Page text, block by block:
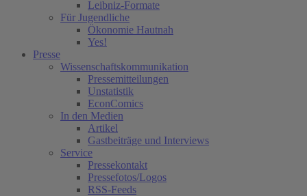
Leibniz-Formate
Für Jugendliche
Ökonomie Hautnah
Yes!
Presse
Wissenschaftskommunikation
Pressemitteilungen
Unstatistik
EconComics
In den Medien
Artikel
Gastbeiträge und Interviews
Service
Pressekontakt
Pressefotos/Logos
RSS-Feeds